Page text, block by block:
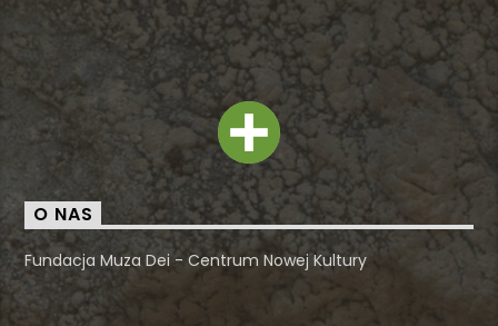
O NAS
Fundacja Muza Dei - Centrum Nowej Kultury